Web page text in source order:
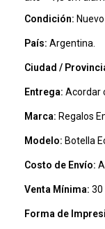
Condición:
País: Argentina.
Ciudad /
Entrega: Acordar
Marca: Regalos
Modelo: Botella
Costo de Envío:
Venta Mínima: 30
Forma de